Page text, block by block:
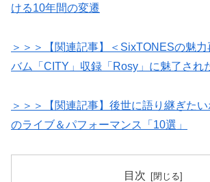
ける10年間の変遷
＞＞＞【関連記事】＜SixTONESの魅
バム「CITY」収録「Rosy」に魅了され
＞＞＞【関連記事】後世に語り継ぎた
のライブ＆パフォーマンス「10選」
目次